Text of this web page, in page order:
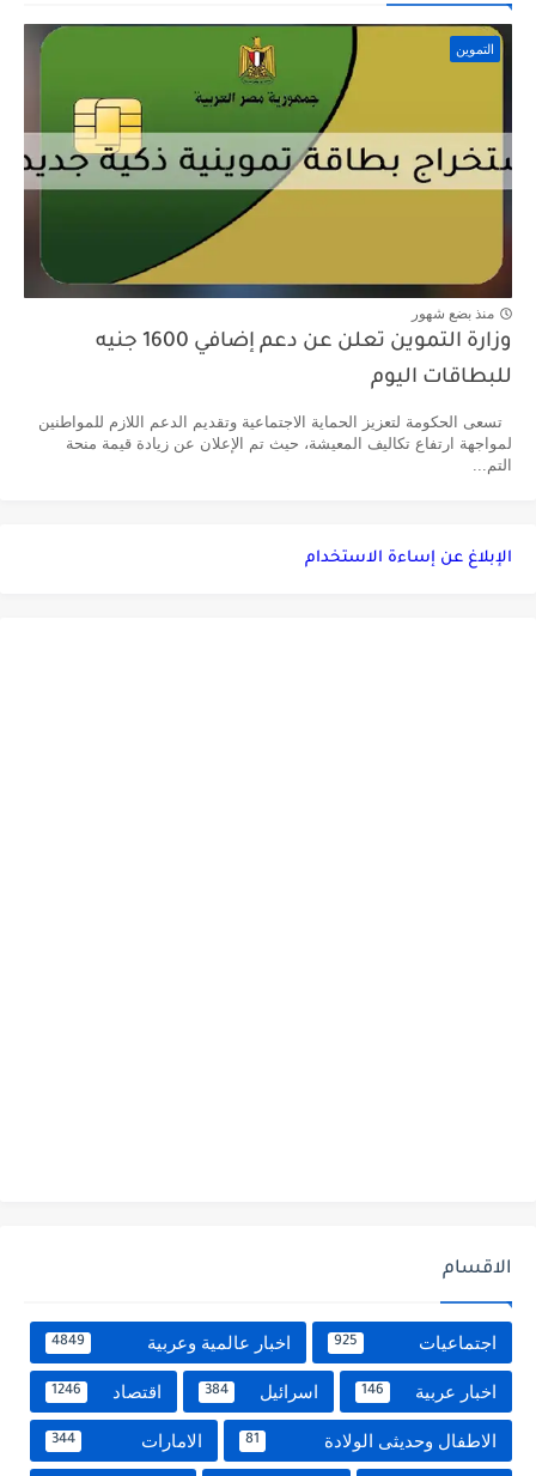
التموين
منذ بضع شهور
وزارة التموين تعلن عن دعم إضافي 1600 جنيه
للبطاقات اليوم
تسعى الحكومة لتعزيز الحماية الاجتماعية وتقديم الدعم اللازم للمواطنين
لمواجهة ارتفاع تكاليف المعيشة، حيث تم الإعلان عن زيادة قيمة منحة
التم...
الإبلاغ عن إساءة الاستخدام
الاقسام
اجتماعيات 925 اخبار عالمية وعربية 4849
اخبار عربية 146 اسرائيل 384 اقتصاد 1246
الاطفال وحديثى الولادة 81 الامارات 344